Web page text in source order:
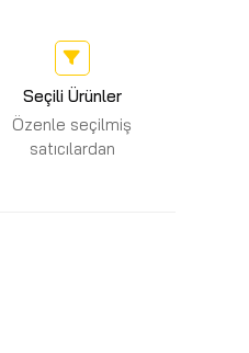
Seçili Ürünler
Özenle seçilmiş
satıcılardan